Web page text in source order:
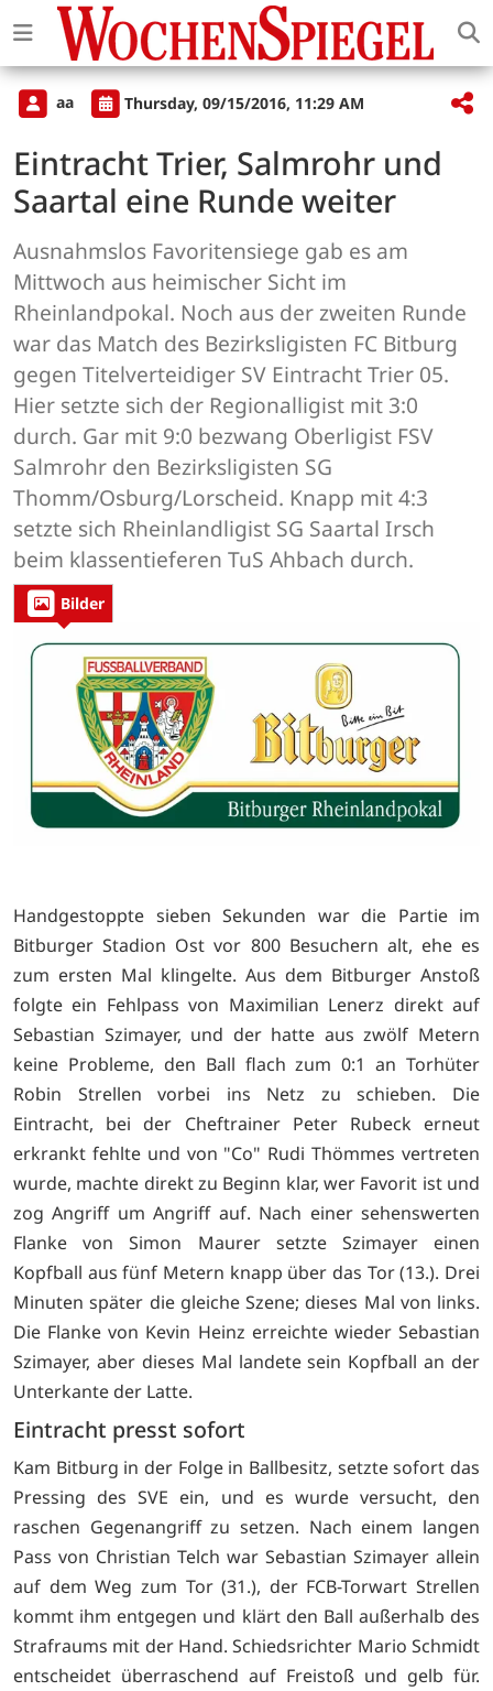
aa Thursday, 09/15/2016, 11:29 AM
Eintracht Trier, Salmrohr und
Saartal eine Runde weiter
Ausnahmslos Favoritensiege gab es am
Mittwoch aus heimischer Sicht im
Rheinlandpokal. Noch aus der zweiten Runde
war das Match des Bezirksligisten FC Bitburg
gegen Titelverteidiger SV Eintracht Trier 05.
Hier setzte sich der Regionalligist mit 3:0
durch. Gar mit 9:0 bezwang Oberligist FSV
Salmrohr den Bezirksligisten SG
Thomm/Osburg/Lorscheid. Knapp mit 4:3
setzte sich Rheinlandligist SG Saartal Irsch
beim klassentieferen TuS Ahbach durch.
Bilder
Handgestoppte sieben Sekunden war die Partie im
Bitburger Stadion Ost vor 800 Besuchern alt, ehe es
zum ersten Mal klingelte. Aus dem Bitburger Anstoß
folgte ein Fehlpass von Maximilian Lenerz direkt auf
Sebastian Szimayer, und der hatte aus zwölf Metern
keine Probleme, den Ball flach zum 0:1 an Torhüter
Robin Strellen vorbei ins Netz zu schieben. Die
Eintracht, bei der Cheftrainer Peter Rubeck erneut
erkrankt fehlte und von "Co" Rudi Thömmes vertreten
wurde, machte direkt zu Beginn klar, wer Favorit ist und
zog Angriff um Angriff auf. Nach einer sehenswerten
Flanke von Simon Maurer setzte Szimayer einen
Kopfball aus fünf Metern knapp über das Tor (13.). Drei
Minuten später die gleiche Szene; dieses Mal von links.
Die Flanke von Kevin Heinz erreichte wieder Sebastian
Szimayer, aber dieses Mal landete sein Kopfball an der
Unterkante der Latte.
Eintracht presst sofort
Kam Bitburg in der Folge in Ballbesitz, setzte sofort das
Pressing des SVE ein, und es wurde versucht, den
raschen Gegenangriff zu setzen. Nach einem langen
Pass von Christian Telch war Sebastian Szimayer allein
auf dem Weg zum Tor (31.), der FCB-Torwart Strellen
kommt ihm entgegen und klärt den Ball außerhalb des
Strafraums mit der Hand. Schiedsrichter Mario Schmidt
entscheidet überraschend auf Freistoß und gelb für.